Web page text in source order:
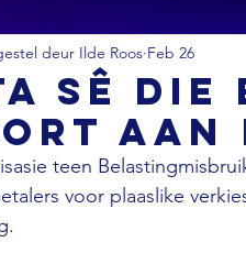
sê
aan
deur Ilde Roos Feb 26
teen
voor plaaslike